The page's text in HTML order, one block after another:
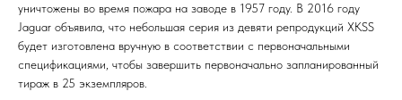
уничтожены во время пожара на заводе в 1957 году. В 2016 году
Jaguar объявила, что небольшая серия из девяти репродукций XKSS
будет изготовлена вручную в соответствии с первоначальными
спецификациями, чтобы завершить первоначально запланированный
тираж в 25 экземпляров.